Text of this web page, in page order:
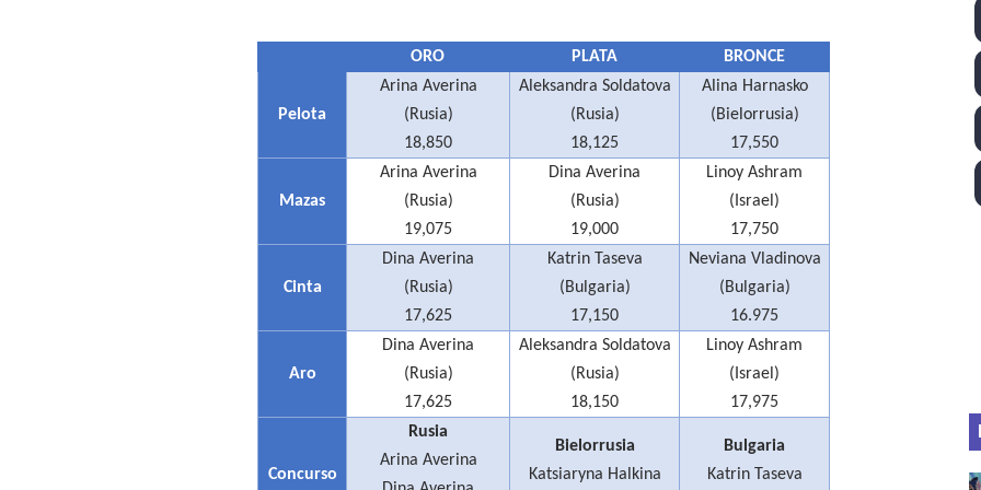
Mundial de piragüismo slalom 2026 (Oklahoma City, Estados Unidos) - Miquel Travé
Tour de Francia masculino 2026 - Tadej Pogacar entra en el selecto grupo de los
Mundial de Fórmula 1 2026 - Lando Norris consigue en Hungría su primera victoria
Copa del Mundo femenina 2026 - Estados Unidos campeón dejando a España a las
Campeonato de Europa de saltos 2026 (París, Francia) - Medalla de bronce para
ORO PLATA BRONCE
Pelota
Arina Averina
(Rusia)
18,850
Aleksandra Soldatova
(Rusia)
18,125
Alina Harnasko
(Bielorrusia)
17,550
Mazas
Arina Averina
(Rusia)
19,075
Dina Averina
(Rusia)
19,000
Linoy Ashram
(Israel)
17,750
Cinta
Dina Averina
(Rusia)
17,625
Katrin Taseva
(Bulgaria)
17,150
Neviana Vladinova
(Bulgaria)
16.975
Aro
Dina Averina
(Rusia)
17,625
Aleksandra Soldatova
(Rusia)
18,150
Linoy Ashram
(Israel)
17,975
Concurso
Rusia
Arina Averina
Bielorrusia
Katsiaryna Halkina
Bulgaria
Katrin Taseva